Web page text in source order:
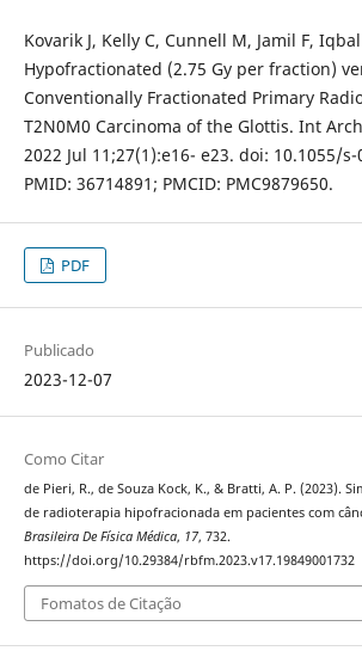
Kovarik J, Kelly C, Cunnell M, Jamil F,
Hypofractionated (2.75 Gy per fraction)
Conventionally Fractionated Primary
T2N0M0 Carcinoma of the Glottis. Int
2022 Jul 11;27(1):e16- e23. doi: 10.1055/s-
PMID: 36714891; PMCID: PMC9879650.
PDF
Publicado
2023-12-07
Como Citar
de Pieri, R., de Souza Kock, K., & Bratti, A. P. (2023).
de radioterapia hipofracionada em pacientes com
Brasileira De Física Médica, 17, 732.
https://doi.org/10.29384/rbfm.2023.v17.19849001732
Fomatos de Citação